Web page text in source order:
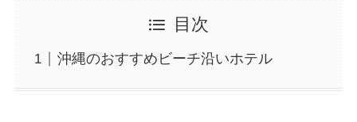
目次
沖縄のおすすめビーチ沿いホテル